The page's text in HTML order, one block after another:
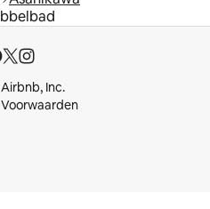
Inc.
Voorwaarden